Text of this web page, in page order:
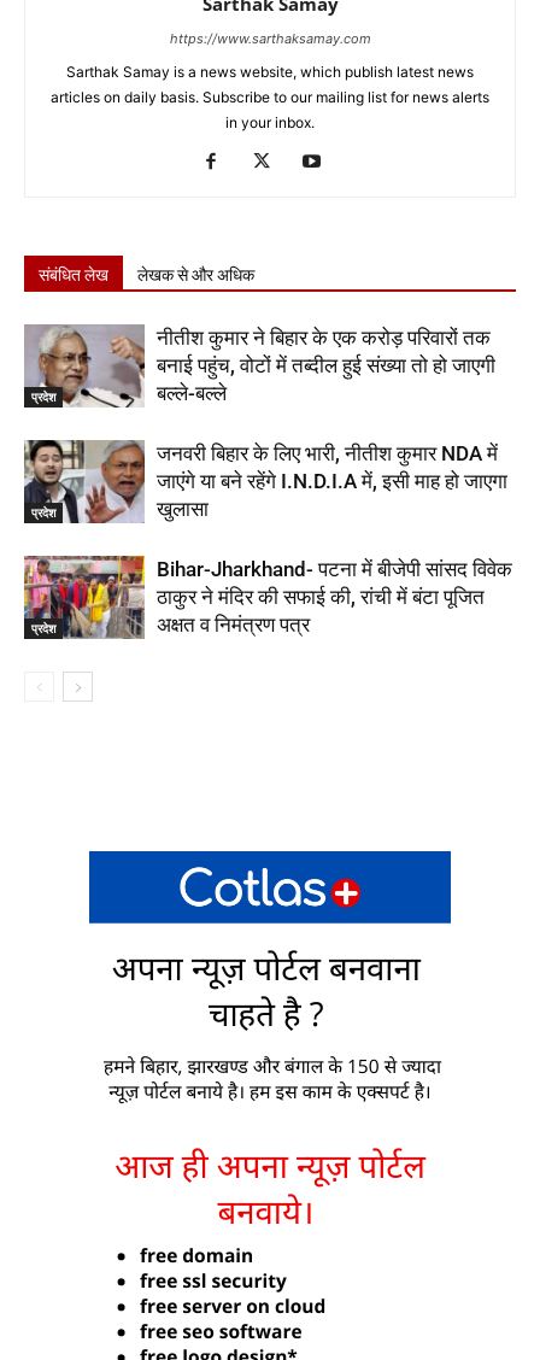
https://www.sarthaksamay.com
Sarthak Samay is a news website, which publish latest news
articles on daily basis. Subscribe to our mailing list for news alerts
in your inbox.
संबंधित लेख लेखक से और अधिक
प्रदेश
नीतीश कुमार ने बिहार के एक करोड़ परिवारों तक
बनाई पहुंच, वोटों में तब्दील हुई संख्या तो हो जाएगी
बल्ले-बल्ले
प्रदेश
जनवरी बिहार के लिए भारी, नीतीश कुमार NDA में
जाएंगे या बने रहेंगे I.N.D.I.A में, इसी माह हो जाएगा
खुलासा
प्रदेश
Bihar-Jharkhand- पटना में बीजेपी सांसद विवेक
ठाकुर ने मंदिर की सफाई की, रांची में बंटा पूजित
अक्षत व निमंत्रण पत्र